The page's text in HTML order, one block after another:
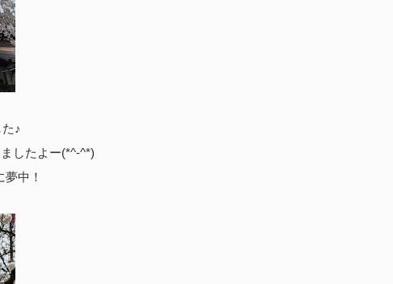
♪
したよー(*^-^*)
中！